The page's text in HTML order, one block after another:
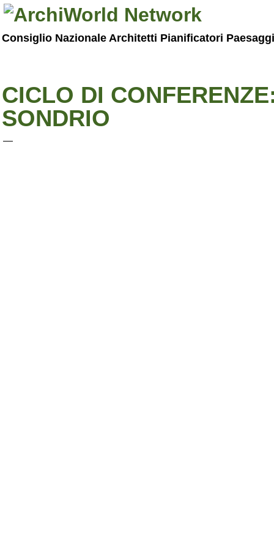
Consiglio Nazionale Architetti Pianificatori
CICLO DI
SONDRIO